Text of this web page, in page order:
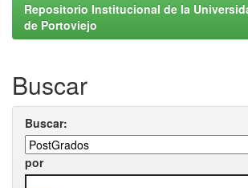
Repositorio Institucional de la
de Portoviejo
Buscar
Buscar:
por